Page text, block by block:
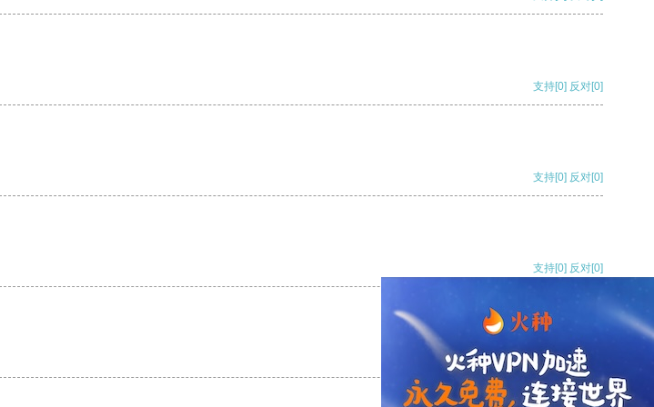
支持[0] 反对[0]
支持[0] 反对[0]
支持[0] 反对[0]
支持[0] 反对